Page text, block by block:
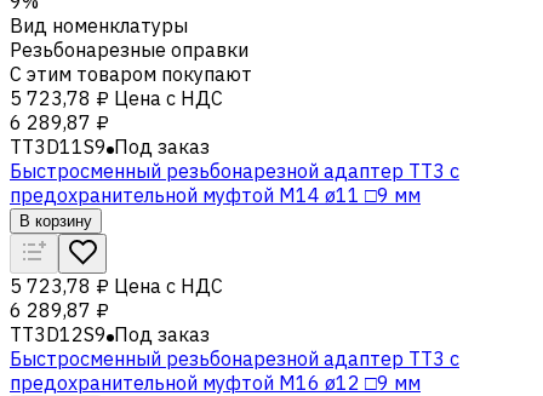
Вид номенклатуры
Резьбонарезные оправки
С этим товаром покупают
5 723,78 ₽ Цена с НДС
6 289,87 ₽
TT3D11S9 Под заказ
Быстросменный резьбонарезной адаптер TT3 с
предохранительной муфтой M14 ø11 □9 мм
В корзину
5 723,78 ₽ Цена с НДС
6 289,87 ₽
TT3D12S9 Под заказ
Быстросменный резьбонарезной адаптер TT3 с
предохранительной муфтой M16 ø12 □9 мм